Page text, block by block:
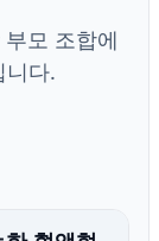
모 조합에
니다.